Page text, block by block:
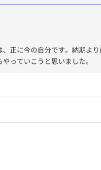
正に今の自分です。納期よ
っていこうと思いました。